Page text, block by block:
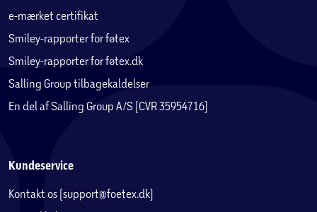
e-mærket certifikat
Smiley-rapporter for føtex
Smiley-rapporter for føtex.dk
Salling Group tilbagekaldelser
En del af Salling Group A/S (CVR 35954716)
Kundeservice
Kontakt os (support@foetex.dk)